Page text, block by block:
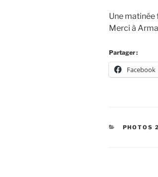
Une
Merci à
Partager :
Facebook
PHOTOS